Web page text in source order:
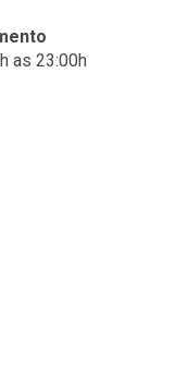
as 23:00h